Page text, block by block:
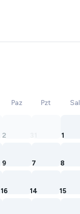
Paz
2
9
16
Pzt Sal
1
7 8
14 15